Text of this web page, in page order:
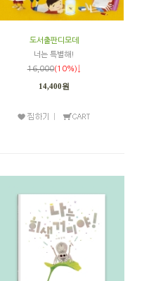
도서출판디모데
너는 특별해!
16,000(10%)↓
14,400원